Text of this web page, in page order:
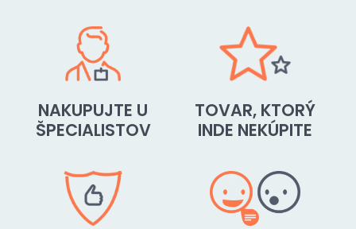
NAKUPUJTE U
ŠPECIALISTOV
TOVAR, KTORÝ
INDE NEKÚPITE